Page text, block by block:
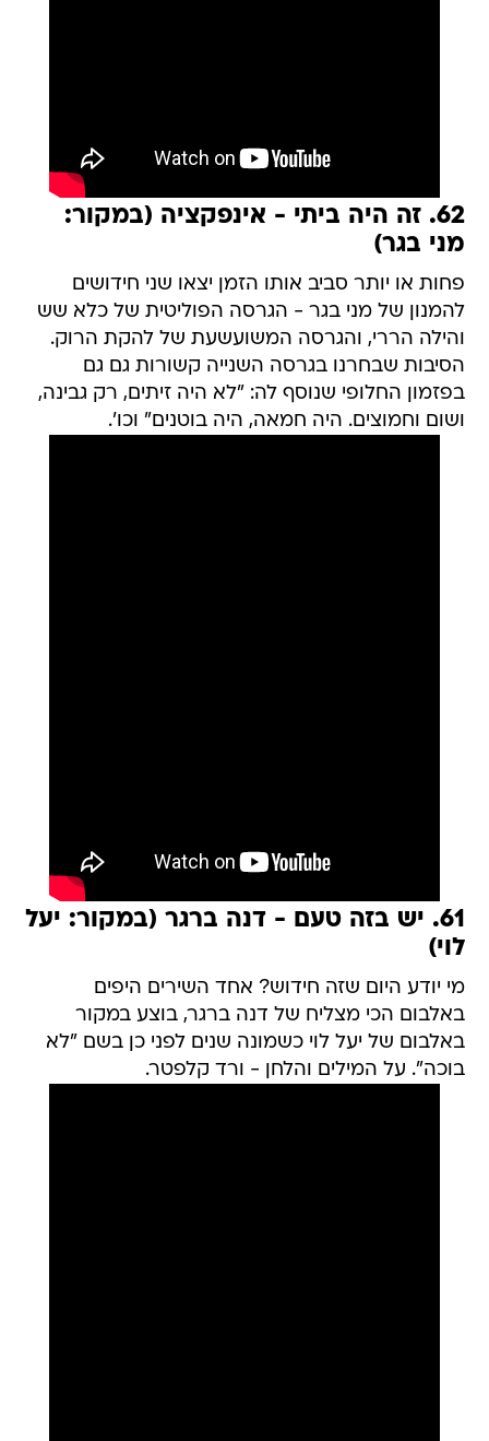
62. זה היה ביתי - אינפקציה (במקור:
מני בגר)
פחות או יותר סביב אותו הזמן יצאו שני חידושים
להמנון של מני בגר - הגרסה הפוליטית של כלא שש
והילה הררי, והגרסה המשועשעת של להקת הרוק.
הסיבות שבחרנו בגרסה השנייה קשורות גם גם
בפזמון החלופי שנוסף לה: "לא היה זיתים, רק גבינה,
ושום וחמוצים. היה חמאה, היה בוטנים" וכו'.
61. יש בזה טעם - דנה ברגר (במקור: יעל
לוי)
מי יודע היום שזה חידוש? אחד השירים היפים
באלבום הכי מצליח של דנה ברגר, בוצע במקור
באלבום של יעל לוי כשמונה שנים לפני כן בשם "לא
בוכה". על המילים והלחן - ורד קלפטר.